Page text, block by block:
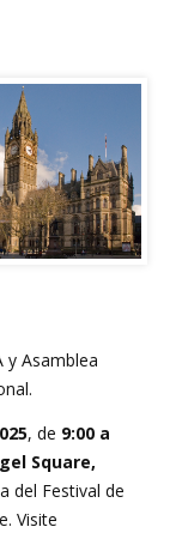
y Asamblea
, de 9:00 a
Square,
del Festival de
Visite